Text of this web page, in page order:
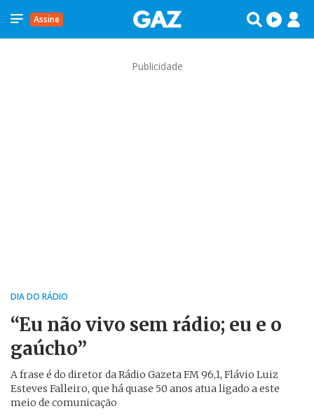
Assine
Publicidade
DIA DO RÁDIO
“Eu não vivo sem rádio; eu e o
gaúcho”
A frase é do diretor da Rádio Gazeta FM 96,1, Flávio Luiz
Esteves Falleiro, que há quase 50 anos atua ligado a este
meio de comunicação